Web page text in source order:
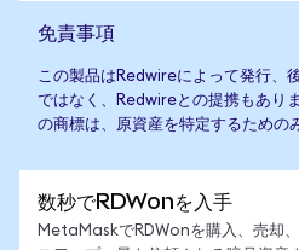
免責事項
この製品はRedwireによって発行、
ではなく、Redwireとの提携もあり
の商標は、原資産を特定するための
数秒でRDWonを入手
MetaMaskでRDWonを購入、売却、